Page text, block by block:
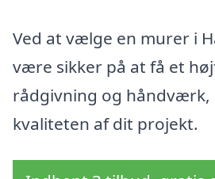
Ved at vælge en murer i
være sikker på at få et
rådgivning og håndværk,
kvaliteten af dit projekt.